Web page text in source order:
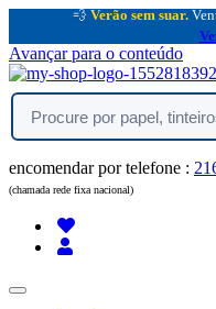
💨 Verão sem suar.
Avançar para o conteúdo
encomendar por telefone :
(chamada rede fixa nacional)